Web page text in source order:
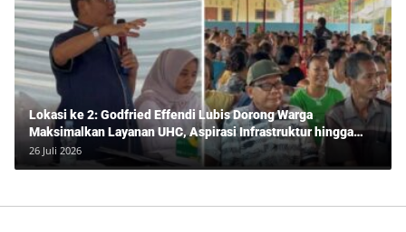
Lokasi ke 2: Godfried Effendi Lubis Dorong Warga
Maksimalkan Layanan UHC, Aspirasi Infrastruktur hingga
Pendidikan Mengemuka dalam Reses Medan Amplas
26 Juli 2026